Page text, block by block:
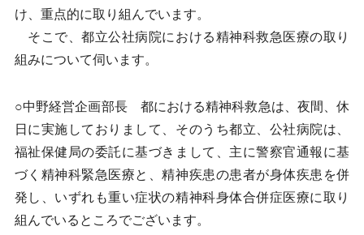
け、重点的に取り組んでいます。
そこで、都立公社病院における精神科救急医療の取り
組みについて伺います。
○中野経営企画部長 都における精神科救急は、夜間、休
日に実施しておりまして、そのうち都立、公社病院は、
福祉保健局の委託に基づきまして、主に警察官通報に基
づく精神科緊急医療と、精神疾患の患者が身体疾患を併
発し、いずれも重い症状の精神科身体合併症医療に取り
組んでいるところでございます。